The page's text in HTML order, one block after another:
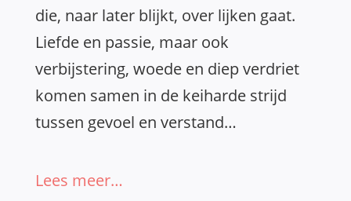
die, naar later blijkt, over lijken gaat.
Liefde en passie, maar ook
verbijstering, woede en diep verdriet
komen samen in de keiharde strijd
tussen gevoel en verstand…
Lees meer…